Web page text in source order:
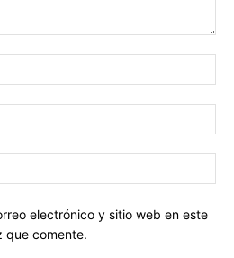
electrónico y sitio web en este
que comente.